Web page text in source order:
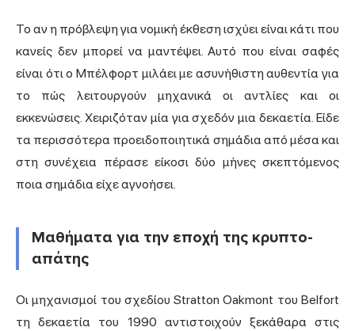
Το αν η πρόβλεψη για νομική έκθεση ισχύει είναι κάτι που
κανείς δεν μπορεί να μαντέψει. Αυτό που είναι σαφές
είναι ότι ο Μπέλφορτ μιλάει με ασυνήθιστη αυθεντία για
το πώς λειτουργούν μηχανικά οι αντλίες και οι
εκκενώσεις. Χειριζόταν μία για σχεδόν μια δεκαετία. Είδε
τα περισσότερα προειδοποιητικά σημάδια από μέσα και
στη συνέχεια πέρασε είκοσι δύο μήνες σκεπτόμενος
ποια σημάδια είχε αγνοήσει.
Μαθήματα για την εποχή της κρυπτο-
απάτης
Οι μηχανισμοί του σχεδίου Stratton Oakmont του Belfort
τη δεκαετία του 1990 αντιστοιχούν ξεκάθαρα στις